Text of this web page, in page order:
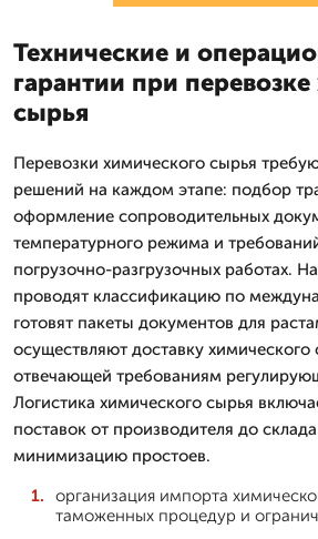
Технические и
гарантии при
сырья
Перевозки химического сырья
решений на каждом этапе: подбор
оформление сопроводительных
температурного режима и
погрузочно-разгрузочных работах.
проводят классификацию по
готовят пакеты документов для
осуществляют доставку химического
отвечающей требованиям
Логистика химического сырья
поставок от производителя до
минимизацию простоев.
организация импорта
таможенных процедур и